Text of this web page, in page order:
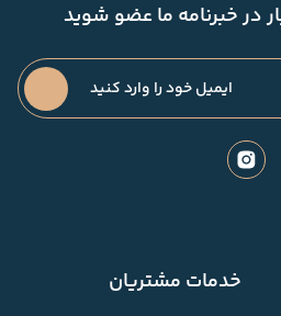
در خبرنامه ما عضو شوید
خدمات مشتریان